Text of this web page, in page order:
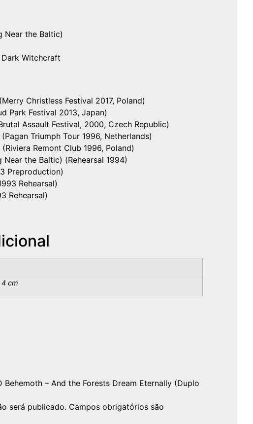
Near the Baltic)
Witchcraft
Christless Festival 2017, Poland)
Park Festival 2013, Japan)
Assault Festival, 2000, Czech Republic)
Triumph Tour 1996, Netherlands)
Remont Club 1996, Poland)
the Baltic) (Rehearsal 1994)
Preproduction)
Rehearsal)
Rehearsal)
4 cm
Behemoth – And the Forests Dream Eternally (Duplo
será publicado. Campos obrigatórios são